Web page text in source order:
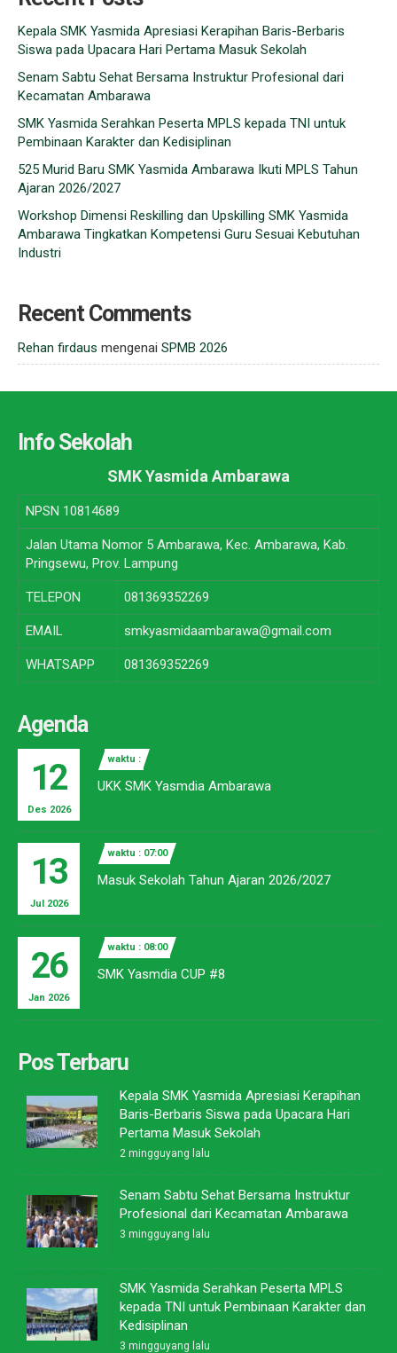
Kepala SMK Yasmida Apresiasi Kerapihan Baris-Berbaris
Siswa pada Upacara Hari Pertama Masuk Sekolah
Senam Sabtu Sehat Bersama Instruktur Profesional dari
Kecamatan Ambarawa
SMK Yasmida Serahkan Peserta MPLS kepada TNI untuk
Pembinaan Karakter dan Kedisiplinan
525 Murid Baru SMK Yasmida Ambarawa Ikuti MPLS Tahun
Ajaran 2026/2027
Workshop Dimensi Reskilling dan Upskilling SMK Yasmida
Ambarawa Tingkatkan Kompetensi Guru Sesuai Kebutuhan
Industri
Recent Comments
Rehan firdaus mengenai SPMB 2026
Info Sekolah
SMK Yasmida Ambarawa
NPSN 10814689
Jalan Utama Nomor 5 Ambarawa, Kec. Ambarawa, Kab.
Pringsewu, Prov. Lampung
TELEPON 081369352269
EMAIL smkyasmidaambarawa@gmail.com
WHATSAPP 081369352269
Agenda
12
Des 2026
waktu :
UKK SMK Yasmdia Ambarawa
13
Jul 2026
waktu : 07:00
Masuk Sekolah Tahun Ajaran 2026/2027
26
Jan 2026
waktu : 08:00
SMK Yasmdia CUP #8
Pos Terbaru
Kepala SMK Yasmida Apresiasi Kerapihan
Baris-Berbaris Siswa pada Upacara Hari
Pertama Masuk Sekolah
2 mingguyang lalu
Senam Sabtu Sehat Bersama Instruktur
Profesional dari Kecamatan Ambarawa
3 mingguyang lalu
SMK Yasmida Serahkan Peserta MPLS
kepada TNI untuk Pembinaan Karakter dan
Kedisiplinan
3 mingguyang lalu